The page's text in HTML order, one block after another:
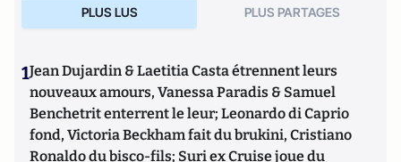
PLUS LUS PLUS PARTAGES
1Jean Dujardin & Laetitia Casta étrennent leurs
nouveaux amours, Vanessa Paradis & Samuel
Benchetrit enterrent le leur; Leonardo di Caprio
fond, Victoria Beckham fait du brukini, Cristiano
Ronaldo du bisco-fils; Suri ex Cruise joue du